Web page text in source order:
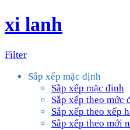
xi lanh
Filter
Sắp xếp mặc định
Sắp xếp mặc định
Sắp xếp theo mức
Sắp xếp theo xếp
Sắp xếp theo mới